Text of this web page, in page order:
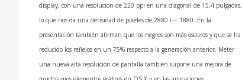
display, con una resolución de 220 ppi en una diagonal de 15,4 pulgadas,
lo que nos da una densidad de pí­xeles de 2880 í— 1880. En la
presentación también afirman que los negros son más oscuros y que se ha
reducido los reflejos en un 75% respecto a la generación anterior. Meter
una nueva alta resolución de pantalla también supone una mejora de